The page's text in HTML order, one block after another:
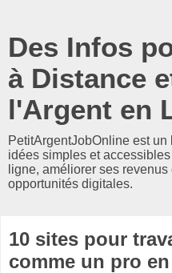
Des Infos
à Distance
l'Argent en
PetitArgentJobOnline est
idées simples et
ligne, améliorer ses
opportunités digitales.
10 sites pour
comme un pro